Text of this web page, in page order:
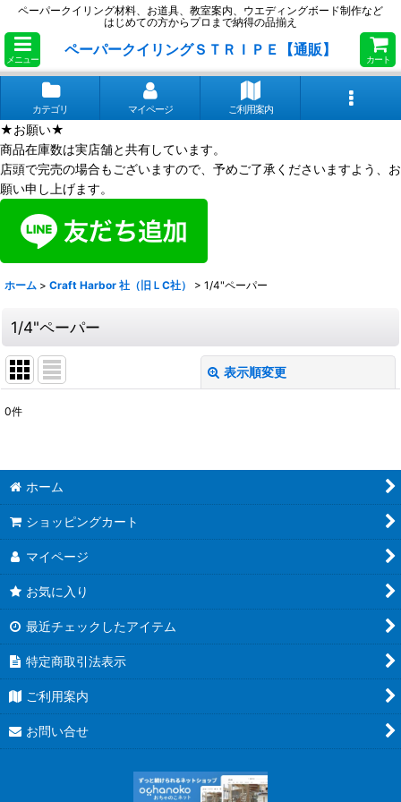
ペーパークイリング材料、お道具、教室案内、ウエディングボード制作など
はじめての方からプロまで納得の品揃え
メニュー
ペーパークイリングＳＴＲＩＰＥ【通販】
カート
カテゴリ マイページ ご利用案内
★お願い★
商品在庫数は実店舗と共有しています。
店頭で完売の場合もございますので、予めご了承くださいますよう、お
願い申し上げます。
ホーム > Craft Harbor 社（旧ＬC社） > 1/4"ペーパー
1/4"ペーパー
表示順変更
並び順:
0件
ホーム
ショッピングカート
マイページ
お気に入り
最近チェックしたアイテム
特定商取引法表示
ご利用案内
お問い合せ